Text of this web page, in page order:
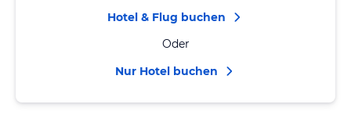
Hotel & Flug buchen
Oder
Nur Hotel buchen